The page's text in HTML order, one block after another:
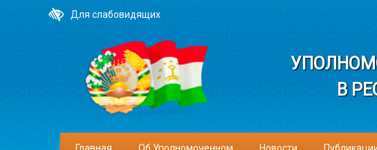
Для слабовидящих
В